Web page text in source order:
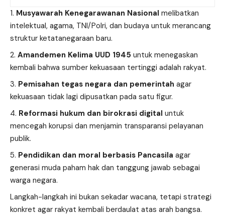
Musyawarah Kenegarawanan Nasional melibatkan
intelektual, agama, TNI/Polri, dan budaya untuk merancang
struktur ketatanegaraan baru.
Amandemen Kelima UUD 1945 untuk menegaskan
kembali bahwa sumber kekuasaan tertinggi adalah rakyat.
Pemisahan tegas negara dan pemerintah agar
kekuasaan tidak lagi dipusatkan pada satu figur.
Reformasi hukum dan birokrasi digital untuk
mencegah korupsi dan menjamin transparansi pelayanan
publik.
Pendidikan dan moral berbasis Pancasila agar
generasi muda paham hak dan tanggung jawab sebagai
warga negara.
Langkah-langkah ini bukan sekadar wacana, tetapi strategi
konkret agar rakyat kembali berdaulat atas arah bangsa.